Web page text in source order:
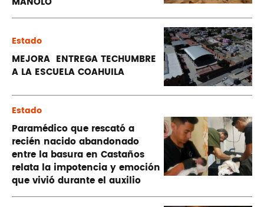
Estado
MEJORA ENTREGA TECHUMBRE
A LA ESCUELA COAHUILA
Estado
Paramédico que rescató a
recién nacido abandonado
entre la basura en Castaños
relata la impotencia y emoción
que vivió durante el auxilio